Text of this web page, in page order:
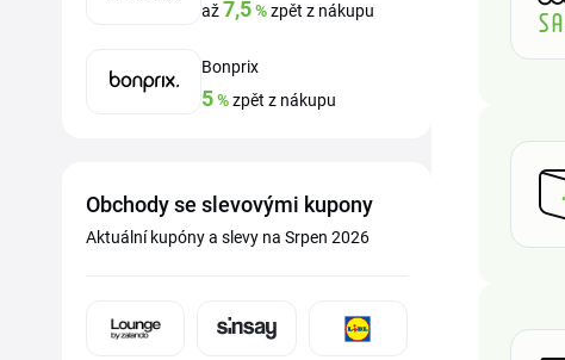
až7,5%zpět z nákupu
Bonprix
5%zpět z nákupu
Obchody se slevovými kupony
Aktuální kupóny a slevy na Srpen 2026